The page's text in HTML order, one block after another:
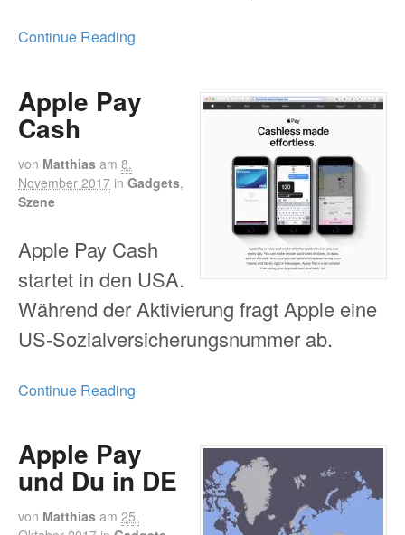
Continue Reading
Apple Pay
Cash
von Matthias am 8.
November 2017 in Gadgets,
Szene
Apple Pay Cash
startet in den USA.
Während der Aktivierung fragt Apple eine
US-Sozialversicherungsnummer ab.
Continue Reading
Apple Pay
und Du in DE
von Matthias am 25.